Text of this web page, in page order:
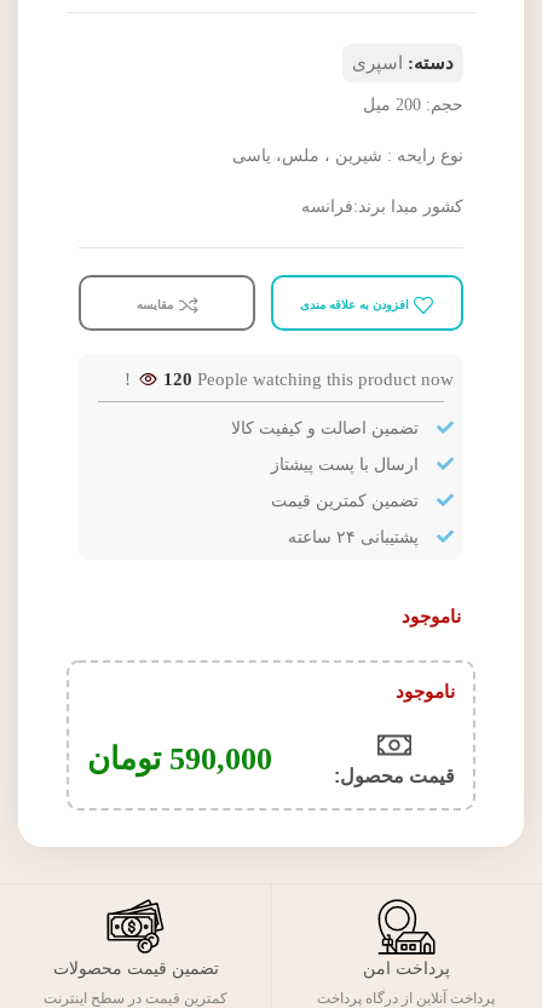
دسته: اسپری
حجم: 200 ميل
نوع رايحه : شيرين ، ملس، یاسی
کشور مبدا برند:فرانسه
افزودن به علاقه مندی مقایسه
120 People watching this product now!
تضمین اصالت و کیفیت کالا
ارسال با پست پیشتاز
تضمین کمترین قیمت
پشتیبانی ۲۴ ساعته
ناموجود
ناموجود
قیمت محصول:​ 590,000 تومان
پرداخت امن
پرداخت آنلاین از درگاه پرداخت
تضمین قیمت محصولات
کمترین قیمت در سطح اینترنت